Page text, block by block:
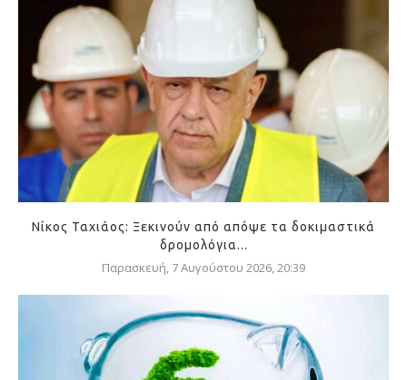
Νίκος Ταχιάος: Ξεκινούν από απόψε τα δοκιμαστικά
δρομολόγια...
Παρασκευή, 7 Αυγούστου 2026, 20:39